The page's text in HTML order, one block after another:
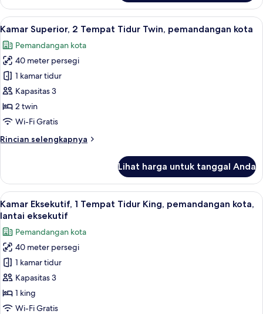
Kamar
Superior,
1
Tidur
King,
pemandangan
kota
Lihat
semua
foto
untuk
Kamar
Superior,
2
Tempat
Twin,
Kombinasi shower/bathtub dan
9
Kamar Superior, 2 Tempat Tidur Twin, pemandangan kota
Pemandangan kota
40 meter persegi
1 kamar tidur
Kapasitas 3
2 twin
Wi-Fi Gratis
Rincian selengkapnya
Rincian
Kamar
Superior,
2
Tempat
Twin,
pemandangan
kota
Lihat harga untuk tanggal Anda
Lihat
semua
foto
untuk
Kamar
Eksekutif,
1
Tempat
Tidur
Seprai premium, minibar, brankas,
10
Kamar Eksekutif, 1 Tempat Tidur King, pemandangan kota,
lantai eksekutif
Pemandangan kota
40 meter persegi
1 kamar tidur
Kapasitas 3
1 king
Wi-Fi Gratis